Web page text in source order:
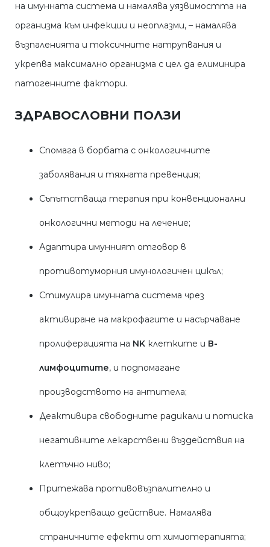
на имунната система и намалява уязвимостта на
организма към инфекции и неоплазми, – намалява
възпаленията и токсичните натрупвания и
укрепва максимално организма с цел да елиминира
патогенните фактори.
ЗДРАВОСЛОВНИ ПОЛЗИ
Спомага в борбата с онкологичните
заболявания и тяхната превенция;
Съпътстваща терапия при конвенционални
онкологични методи на лечение;
Адаптира имунният отговор в
противотуморния имунологичен цикъл;
Стимулира имунната система чрез
активиране на макрофагите и насърчаване
пролиферацията на NK клетките и В-
лимфоцитите, и подпомагане
производството на антитела;
Деактивира свободните радикали и потиска
негативните лекарствени въздействия на
клетъчно ниво;
Притежава противовъзпалително и
общоукрепващо действие. Намалява
страничните ефекти от химиотерапията;